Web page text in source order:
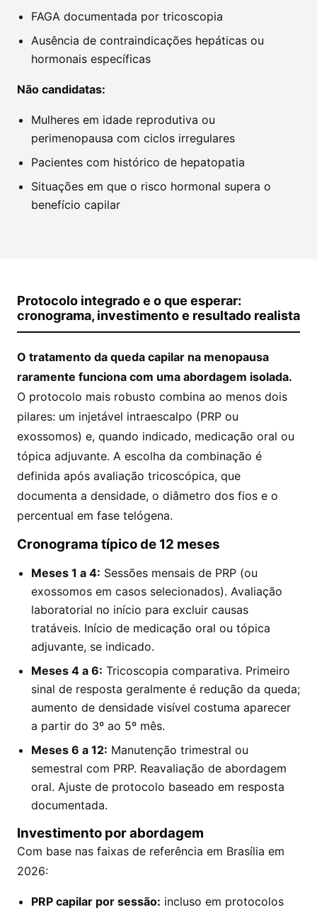
FAGA documentada por tricoscopia
Ausência de contraindicações hepáticas ou
hormonais específicas
Não candidatas:
Mulheres em idade reprodutiva ou
perimenopausa com ciclos irregulares
Pacientes com histórico de hepatopatia
Situações em que o risco hormonal supera o
benefício capilar
Protocolo integrado e o que esperar:
cronograma, investimento e resultado realista
O tratamento da queda capilar na menopausa
raramente funciona com uma abordagem isolada.
O protocolo mais robusto combina ao menos dois
pilares: um injetável intraescalpo (PRP ou
exossomos) e, quando indicado, medicação oral ou
tópica adjuvante. A escolha da combinação é
definida após avaliação tricoscópica, que
documenta a densidade, o diâmetro dos fios e o
percentual em fase telógena.
Cronograma típico de 12 meses
Meses 1 a 4: Sessões mensais de PRP (ou
exossomos em casos selecionados). Avaliação
laboratorial no início para excluir causas
tratáveis. Início de medicação oral ou tópica
adjuvante, se indicado.
Meses 4 a 6: Tricoscopia comparativa. Primeiro
sinal de resposta geralmente é redução da queda;
aumento de densidade visível costuma aparecer
a partir do 3º ao 5º mês.
Meses 6 a 12: Manutenção trimestral ou
semestral com PRP. Reavaliação de abordagem
oral. Ajuste de protocolo baseado em resposta
documentada.
Investimento por abordagem
Com base nas faixas de referência em Brasília em
2026:
PRP capilar por sessão: incluso em protocolos